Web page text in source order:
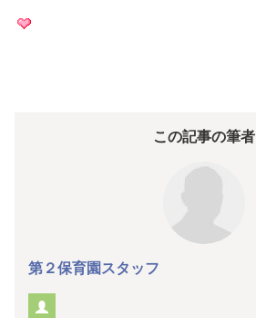
この記事の筆者
第２保育園スタッフ